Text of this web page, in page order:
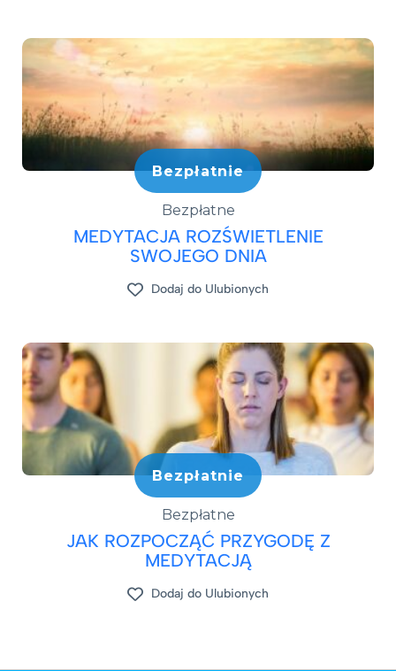
Bezpłatnie
Bezpłatne
MEDYTACJA ROZŚWIETLENIE
SWOJEGO DNIA
Dodaj do Ulubionych
Bezpłatnie
Bezpłatne
JAK ROZPOCZĄĆ PRZYGODĘ Z
MEDYTACJĄ
Dodaj do Ulubionych